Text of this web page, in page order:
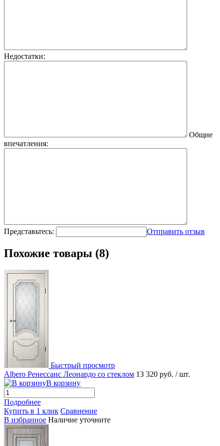
Недостатки:
Общие
впечатления:
Представьтесь: Отправить отзыв
Похожие товары (8)
Быстрый просмотр
Albero Ренессанс Леонардо со стеклом 13 320 руб. / шт.
В корзину
Подробнее
Купить в 1 клик Сравнение
В избранное Наличие уточните